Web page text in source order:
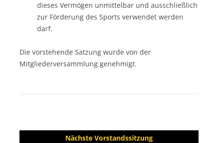
dieses Vermögen unmittelbar und ausschließlich
zur Förderung des Sports verwendet werden
darf.
Die vorstehende Satzung wurde von der
Mitgliederversammlung genehmigt.
Nächste Vorstandssitzung